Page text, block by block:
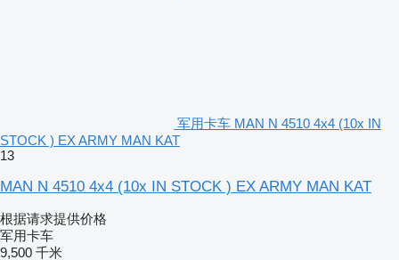
军用卡车 MAN N 4510 4x4 (10x IN
STOCK ) EX ARMY MAN KAT
13
MAN N 4510 4x4 (10x IN STOCK ) EX ARMY MAN KAT
根据请求提供价格
军用卡车
9,500 千米